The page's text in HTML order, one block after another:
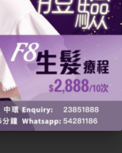
修復毛鱗片損
傷，使頭髮柔
順
分
阻隔外界環境
水分，令頭髮
光澤感強